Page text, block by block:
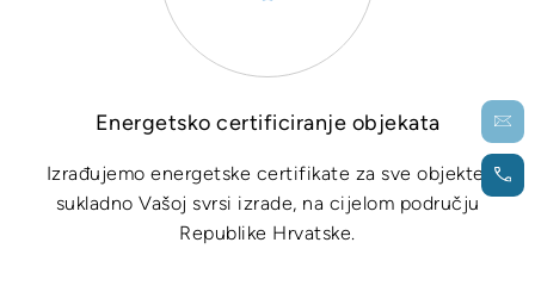
Energetsko certificiranje objekata
Izrađujemo energetske certifikate za sve objekte,
sukladno Vašoj svrsi izrade, na cijelom području
Republike Hrvatske.